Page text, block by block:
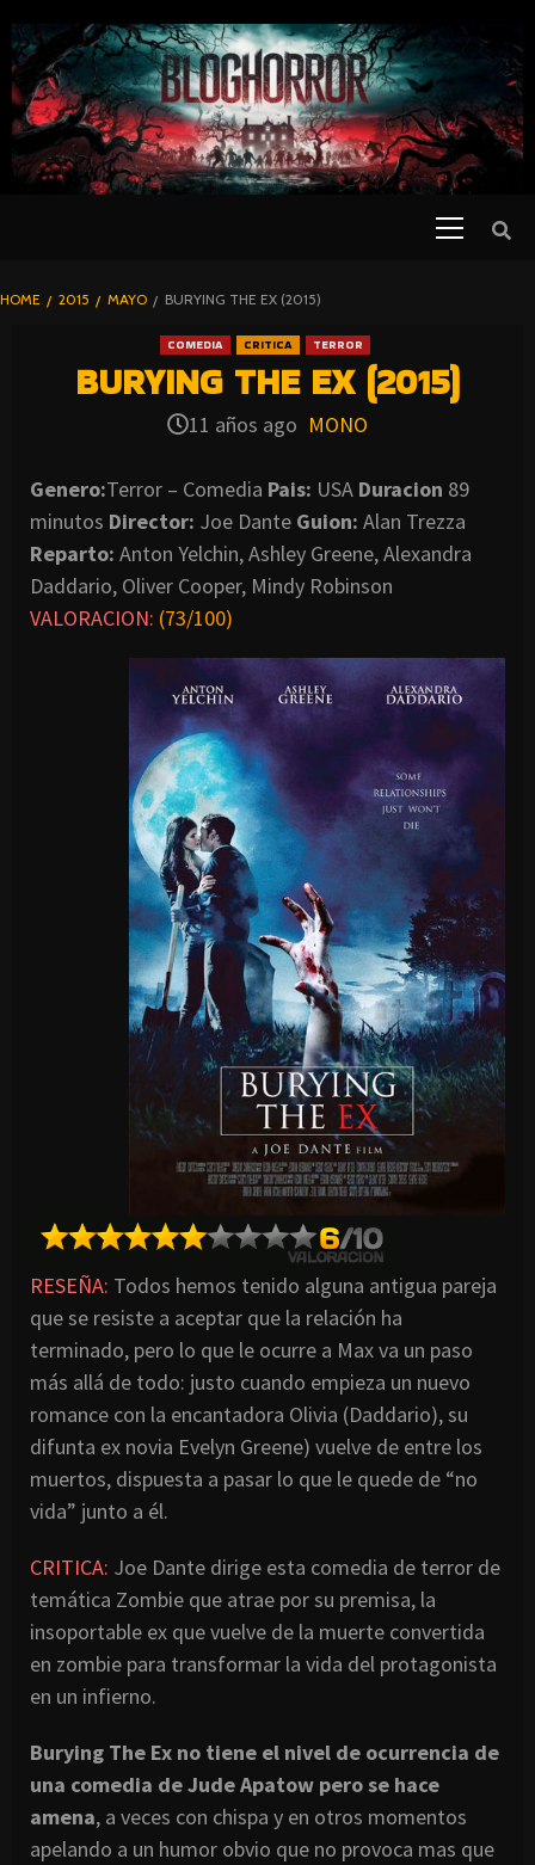
TO
CONTENT
BLOGHORROR
HOME 2015 MAYO BURYING THE EX (2015)
COMEDIA CRITICA TERROR
BURYING THE EX (2015)
11 años ago MONO
Genero:Terror – Comedia Pais: USA Duracion 89
minutos Director: Joe Dante Guion: Alan Trezza
Reparto: Anton Yelchin, Ashley Greene, Alexandra
Daddario, Oliver Cooper, Mindy Robinson
VALORACION: (73/100)
RESEÑA: Todos hemos tenido alguna antigua pareja
que se resiste a aceptar que la relación ha
terminado, pero lo que le ocurre a Max va un paso
más allá de todo: justo cuando empieza un nuevo
romance con la encantadora Olivia (Daddario), su
difunta ex novia Evelyn Greene) vuelve de entre los
muertos, dispuesta a pasar lo que le quede de “no
vida” junto a él.
CRITICA: Joe Dante dirige esta comedia de terror de
temática Zombie que atrae por su premisa, la
insoportable ex que vuelve de la muerte convertida
en zombie para transformar la vida del protagonista
en un infierno.
Burying The Ex no tiene el nivel de ocurrencia de
una comedia de Jude Apatow pero se hace
amena, a veces con chispa y en otros momentos
apelando a un humor obvio que no provoca mas que